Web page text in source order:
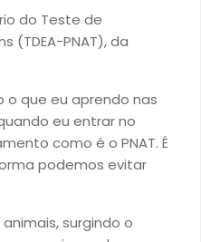
do Teste de
(TDEA-PNAT), da
o que eu aprendo nas
eu entrar no
como é o PNAT. É
podemos evitar
surgindo o